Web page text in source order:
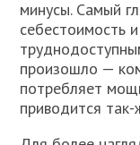
минусы. Самый
себестоимость
произошло —
потребляет
приводится